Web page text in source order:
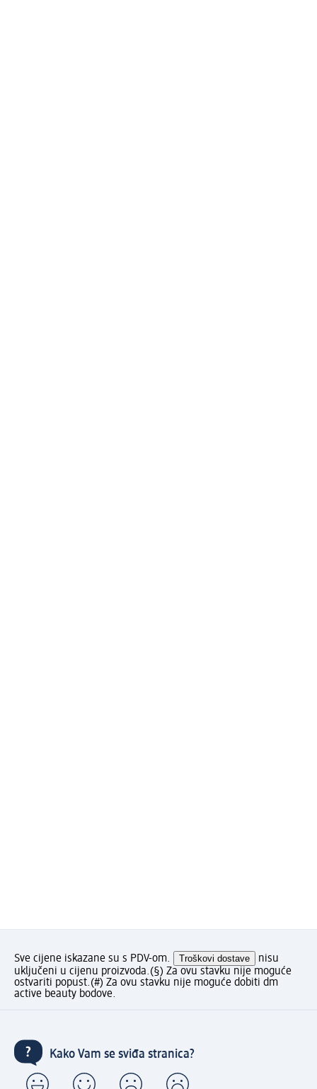
Sve cijene iskazane su s PDV-om. Troškovi dostave
nisu
uključeni u cijenu proizvoda.(§) Za ovu stavku nije moguće
ostvariti popust.(#) Za ovu stavku nije moguće dobiti dm
active beauty bodove.
Kako Vam se sviđa stranica?